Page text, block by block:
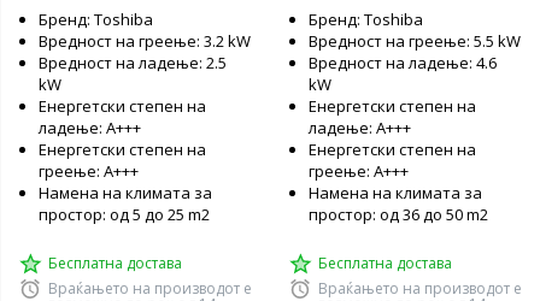
Бренд: Toshiba
Вредност на греење: 3.2 kW
Вредност на ладење: 2.5
kW
Енергетски степен на
ладење: A+++
Енергетски степен на
греење: A+++
Намена на климата за
простор: од 5 до 25 m2
Бесплатна достава
Враќањето на производот е
Бренд: Toshiba
Вредност на греење: 5.5 kW
Вредност на ладење: 4.6
kW
Енергетски степен на
ладење: A+++
Енергетски степен на
греење: A+++
Намена на климата за
простор: од 36 до 50 m2
Бесплатна достава
Враќањето на производот е